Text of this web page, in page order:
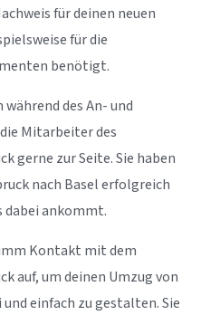
für deinen neuen
für die
benötigt.
des An- und
Mitarbeiter des
gerne zur Seite. Sie haben
nach Basel erfolgreich
dabei ankommt.
Kontakt mit dem
auf, um deinen Umzug von
einfach zu gestalten. Sie